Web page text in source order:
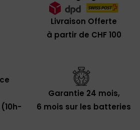
Livraison Offerte
à partir de CHF 100
Garantie 24 mois,
6 mois sur les batteries